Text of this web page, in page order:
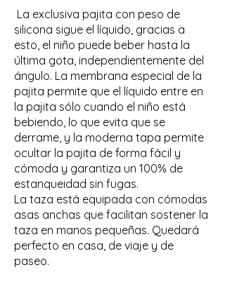
La exclusiva pajita con peso de
silicona sigue el líquido, gracias a
esto, el niño puede beber hasta la
última gota, independientemente del
ángulo. La membrana especial de la
pajita permite que el líquido entre en
la pajita sólo cuando el niño está
bebiendo, lo que evita que se
derrame, y la moderna tapa permite
ocultar la pajita de forma fácil y
cómoda y garantiza un 100% de
estanqueidad sin fugas.
La taza está equipada con cómodas
asas anchas que facilitan sostener la
taza en manos pequeñas. Quedará
perfecto en casa, de viaje y de
paseo.